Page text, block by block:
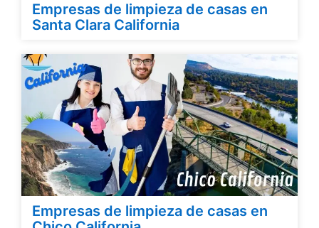
Empresas de limpieza de casas en
Santa Clara California
Empresas de limpieza de casas en